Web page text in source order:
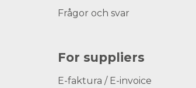
Frågor och svar
For suppliers
E-faktura / E-invoice